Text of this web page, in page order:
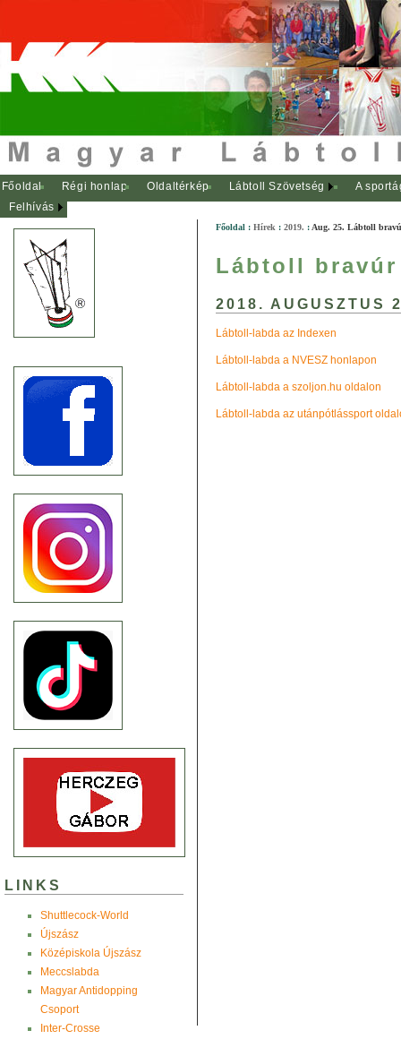
Főoldal Régi honlap Oldaltérkép Lábtoll Szövetség
A
Felhívás
LINKS
Shuttlecock-World
Újszász
Középiskola Újszász
Meccslabda
Magyar Antidopping
Csoport
Inter-Crosse
Főoldal : Hírek : 2019. : Aug. 25. Lábtoll
Lábtoll
2018. AUGUSZTUS
Lábtoll-labda az Indexen
Lábtoll-labda a NVESZ honlapon
Lábtoll-labda a szoljon.hu oldalon
Lábtoll-labda az utánpótlássport